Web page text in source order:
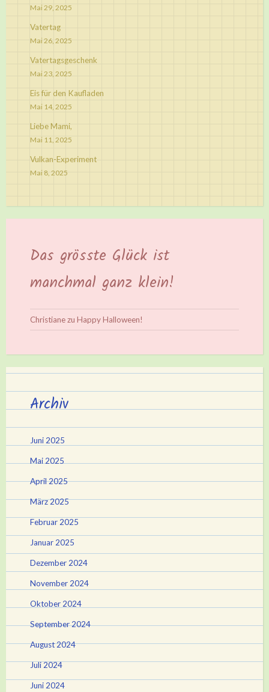
Mai 29, 2025
Vatertag
Mai 26, 2025
Vatertagsgeschenk
Mai 23, 2025
Eis für den Kaufladen
Mai 14, 2025
Liebe Mami,
Mai 11, 2025
Vulkan-Experiment
Mai 8, 2025
Das grösste Glück ist
manchmal ganz klein!
Christianezu Happy Halloween!
Archiv
Juni 2025
Mai 2025
April 2025
März 2025
Februar 2025
Januar 2025
Dezember 2024
November 2024
Oktober 2024
September 2024
August 2024
Juli 2024
Juni 2024